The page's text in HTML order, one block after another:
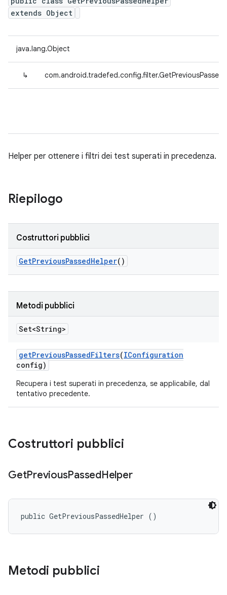
extends Object
java.lang.Object
↳
Helper per ottenere i filtri dei test superati in precedenza.
Riepilogo
Costruttori pubblici
GetPreviousPassedHelper()
Metodi pubblici
Set<String>
getPreviousPassedFilters(IConfiguration
config)
Recupera i test superati in precedenza, se applicabile, dal
tentativo precedente.
Costruttori pubblici
GetPreviousPassedHelper
public GetPreviousPassedHelper ()
Metodi pubblici